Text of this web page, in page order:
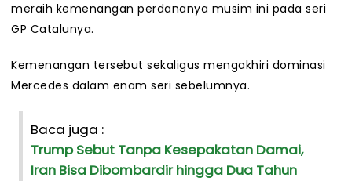
meraih kemenangan perdananya musim ini pada seri
GP Catalunya.
Kemenangan tersebut sekaligus mengakhiri dominasi
Mercedes dalam enam seri sebelumnya.
Baca juga :
Trump Sebut Tanpa Kesepakatan Damai,
Iran Bisa Dibombardir hingga Dua Tahun